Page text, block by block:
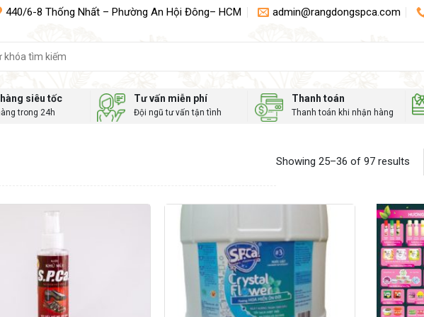
440/6-8 Thống Nhất – Phường An Hội Đông– HCM admin@rangdongspca.com
siêu tốc
trong 24h
Tư vấn miễn phí
Đội ngũ tư vấn tận tình
Thanh toán
Thanh toán khi nhận hàng
Showing 25–36 of 97 results